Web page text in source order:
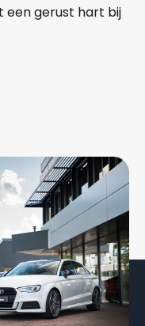
een gerust hart bij